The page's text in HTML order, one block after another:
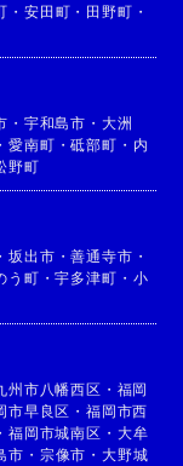
・ 安田町 ・ 田野町 ・
・ 宇和島市 ・ 大洲
・愛南町 ・砥部町 ・ 内
野町
・坂出市 ・善通寺市 ・
う町 ・宇多津町 ・ 小
州市八幡西区 ・ 福岡
市早良区 ・福岡市西
・福岡市城南区 ・ 大牟
市 ・ 宗像市 ・ 大野城